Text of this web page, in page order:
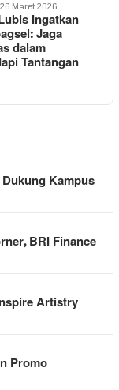
26 Maret 2026
Ingatkan
Jaga
dalam
Tantangan
Kampus
BRI Finance
Artistry
Promo